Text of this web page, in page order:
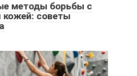
методы борьбы с
кожей: советы